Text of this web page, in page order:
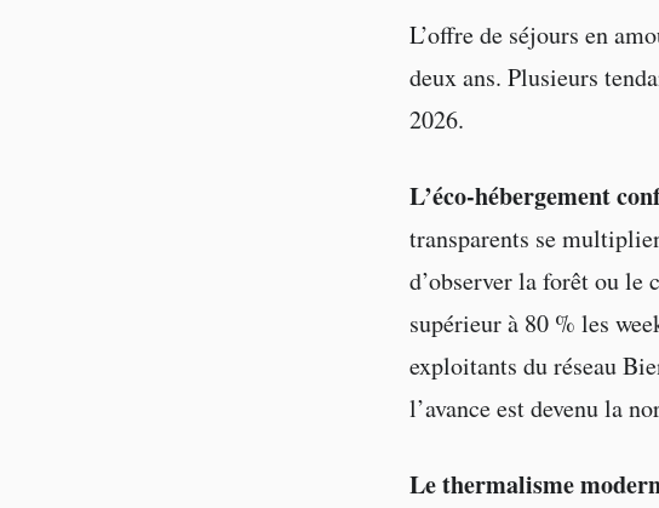
L’offre de séjours en
deux ans. Plusieurs
2026.
L’éco-hébergement
transparents se
d’observer la forêt ou
supérieur à 80 % les
exploitants du réseau
l’avance est devenu la
Le thermalisme